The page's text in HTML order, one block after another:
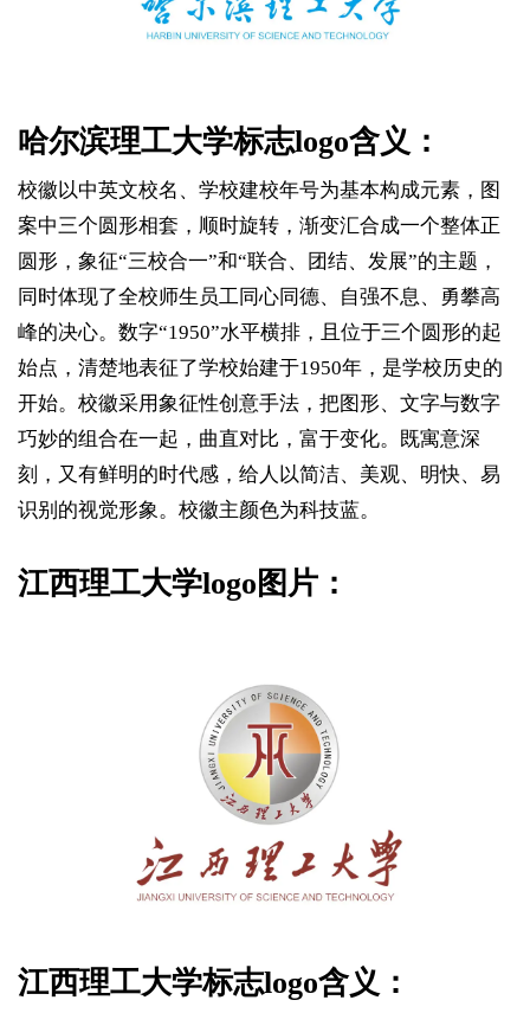
哈尔滨理工大学标志logo含义：
校徽以中英文校名、学校建校年号为基本构成元素，图
案中三个圆形相套，顺时旋转，渐变汇合成一个整体正
圆形，象征“三校合一”和“联合、团结、发展”的主题，
同时体现了全校师生员工同心同德、自强不息、勇攀高
峰的决心。数字“1950”水平横排，且位于三个圆形的起
始点，清楚地表征了学校始建于1950年，是学校历史的
开始。校徽采用象征性创意手法，把图形、文字与数字
巧妙的组合在一起，曲直对比，富于变化。既寓意深
刻，又有鲜明的时代感，给人以简洁、美观、明快、易
识别的视觉形象。校徽主颜色为科技蓝。
江西理工大学logo图片：
江西理工大学标志logo含义：